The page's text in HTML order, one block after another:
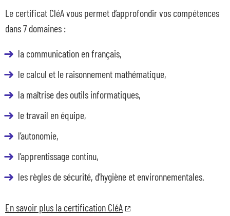
Le certificat CléA vous permet d’approfondir vos compétences
dans 7 domaines :
la communication en français,
le calcul et le raisonnement mathématique,
la maîtrise des outils informatiques,
le travail en équipe,
l’autonomie,
l’apprentissage continu,
les règles de sécurité, d’hygiène et environnementales.
En savoir plus la certification CléA